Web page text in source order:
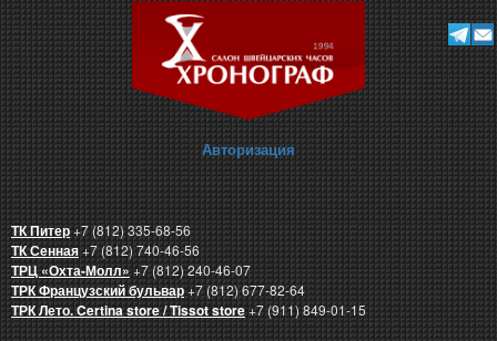
Авторизация
ТК Питер+7 (812) 335-68-56
ТК Сенная+7 (812) 740-46-56
ТРЦ «Охта-Молл»+7 (812) 240-46-07
ТРК Французский бульвар+7 (812) 677-82-64
ТРК Лето. Certina store / Tissot store+7 (911) 849-01-15